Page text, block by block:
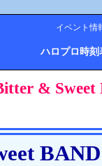
イベント情
ハロプロ時刻
& Sweet